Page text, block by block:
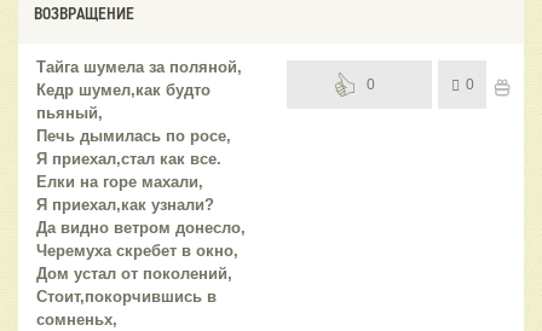
ВОЗВРАЩЕНИЕ
Тайга шумела за поляной,
Кедр шумел,как будто
пьяный,
Печь дымилась по росе,
Я приехал,стал как все.
Елки на горе махали,
Я приехал,как узнали?
Да видно ветром донесло,
Черемуха скребет в окно,
Дом устал от поколений,
Стоит,покорчившись в
сомненьх,
0 0